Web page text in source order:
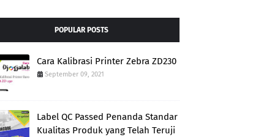
POPULAR POSTS
Cara Kalibrasi Printer Zebra ZD230
September 09, 2021
Label QC Passed Penanda Standar
Kualitas Produk yang Telah Teruji